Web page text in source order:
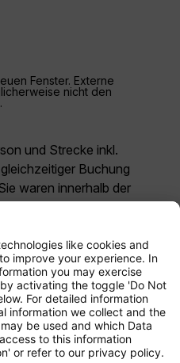
Fenster. Externe
nicht den
und Strecke inkl.
Buchung
waren innerhalb der
und sind
Bei den für die
Tarifen handelt es
unsere restriktivste
zusätzliche Gebühren
andere optionale
dieAllgemeinen